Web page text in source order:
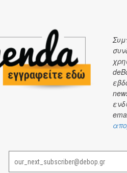
- ηχητικός σχεδιασμός: Βύρων
Λουδοβίκος Των Ανωγείων,
Ευσταθιάδης (Κώδικας)
- επιπλέον ηχητικός
Michelangelo Bevilacqua
Κρατήσεις:6946965003